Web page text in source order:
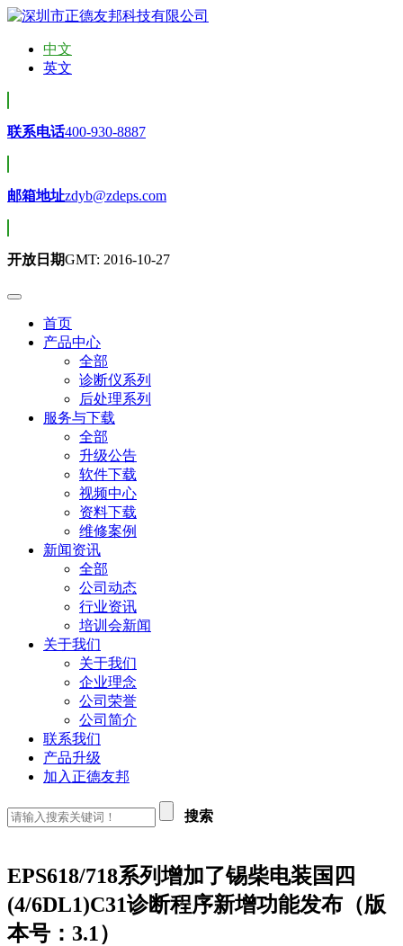
中文
英文
联系电话400-930-8887
邮箱地址zdyb@zdeps.com
开放日期GMT: 2016-10-27
首页
产品中心
全部
诊断仪系列
后处理系列
服务与下载
全部
升级公告
软件下载
视频中心
资料下载
维修案例
新闻资讯
全部
公司动态
行业资讯
培训会新闻
关于我们
关于我们
企业理念
公司荣誉
公司简介
联系我们
产品升级
加入正德友邦
搜索
EPS618/718系列增加了锡柴电装国四
(4/6DL1)C31诊断程序新增功能发布（版
本号：3.1）